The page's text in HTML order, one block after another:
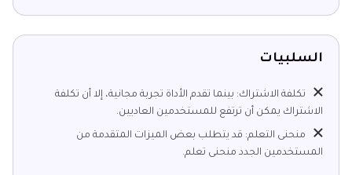
السلبيات
تكلفة الاشتراك: بينما تقدم الأداة تجربة مجانية، إلا أن تكلفة
الاشتراك يمكن أن ترتفع للمستخدمين العاديين.
منحنى التعلم: قد يتطلب بعض الميزات المتقدمة من
المستخدمين الجدد منحنى تعلم.